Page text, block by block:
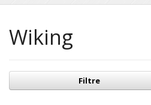
Wiking
Filtre